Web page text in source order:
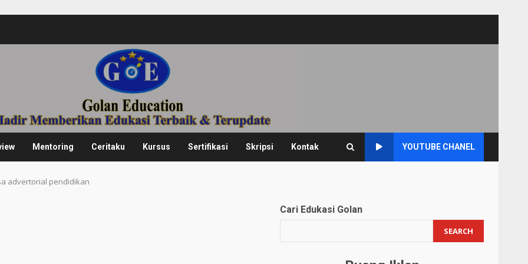
Mentoring Ceritaku Kursus Sertifikasi Skripsi Kontak YOUTUBE CHANEL
advertorial pendidikan
Cari Edukasi Golan
SEARCH